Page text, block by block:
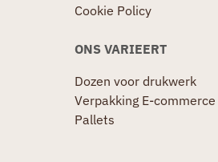
Cookie Policy
ONS VARIEERT
Dozen voor drukwerk
Verpakking E-commerce
Pallets